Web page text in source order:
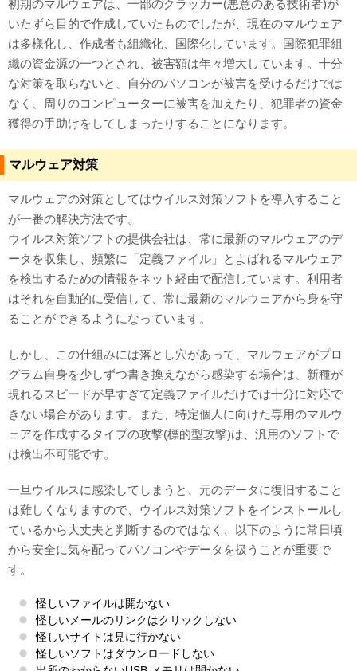
初期のマルウェアは、一部のクラッカー(悪意のある技術者)が
いたずら目的で作成していたものでしたが、現在のマルウェア
は多様化し、作成者も組織化、国際化しています。国際犯罪組
織の資金源の一つとされ、被害額は年々増大しています。十分
な対策を取らないと、自分のパソコンが被害を受けるだけでは
なく、周りのコンピューターに被害を加えたり、犯罪者の資金
獲得の手助けをしてしまったりすることになります。
マルウェア対策
マルウェアの対策としてはウイルス対策ソフトを導入すること
が一番の解決方法です。
ウイルス対策ソフトの提供会社は、常に最新のマルウェアのデ
ータを収集し、頻繁に「定義ファイル」とよばれるマルウェア
を検出するための情報をネット経由で配信しています。利用者
はそれを自動的に受信して、常に最新のマルウェアから身を守
ることができるようになっています。
しかし、この仕組みには落とし穴があって、マルウェアがプロ
グラム自身を少しずつ書き換えながら感染する場合は、新種が
現れるスピードが早すぎて定義ファイルだけでは十分に対応で
きない場合があります。また、特定個人に向けた専用のマルウ
ェアを作成するタイプの攻撃(標的型攻撃)は、汎用のソフトで
は検出不可能です。
一旦ウイルスに感染してしまうと、元のデータに復旧すること
は難しくなりますので、ウイルス対策ソフトをインストールし
ているから大丈夫と判断するのではなく、以下のように常日頃
から安全に気を配ってパソコンやデータを扱うことが重要で
す。
怪しいファイルは開かない
怪しいメールのリンクはクリックしない
怪しいサイトは見に行かない
怪しいソフトはダウンロードしない